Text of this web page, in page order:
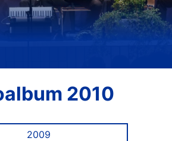
2010
2009